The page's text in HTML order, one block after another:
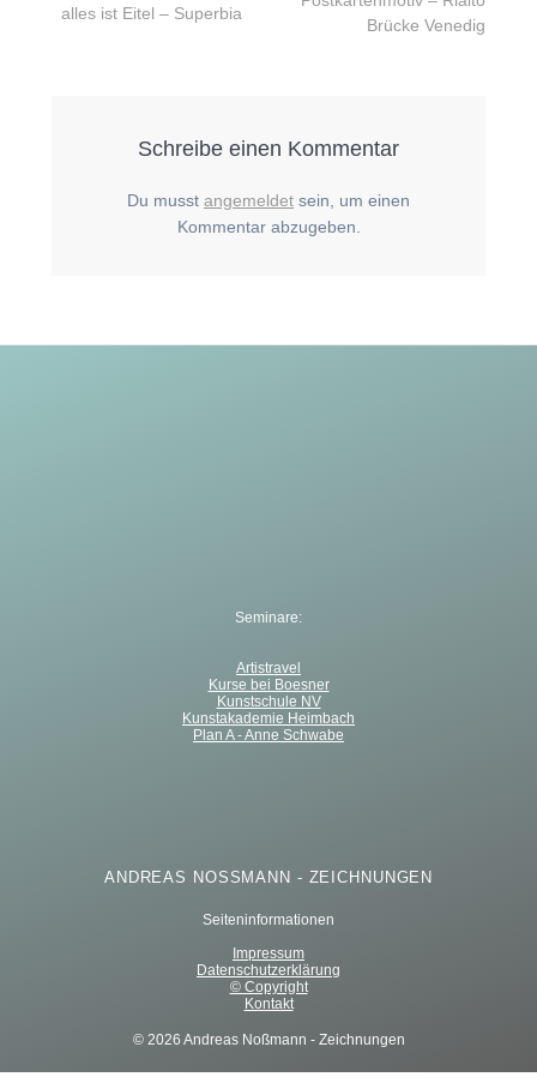
Beitrag:
alles ist Eitel – Superbia
Brücke Venedig
Schreibe einen Kommentar
Du musst angemeldet sein, um einen
Kommentar abzugeben.
ANDREAS NOSSMANN - ZEICHNUNGEN
Seiteninformationen
Impressum
Datenschutzerklärung
© Copyright
Kontakt
© 2026 Andreas Noßmann - Zeichnungen
Seminare:
Artistravel
Kurse bei Boesner
Kunstschule NV
Kunstakademie Heimbach
Plan A - Anne Schwabe